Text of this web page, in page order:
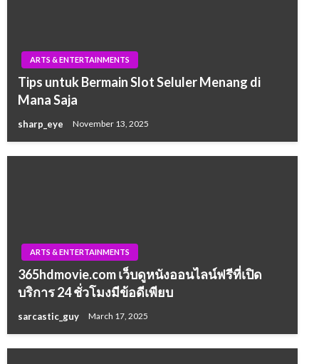
ARTS & ENTERTAINMENTS
Tips untuk Bermain Slot Seluler Menang di
Mana Saja
sharp_eye November 13, 2025
ARTS & ENTERTAINMENTS
365hdmovie.com เว็บดูหนังออนไลน์ฟรีที่เปิด
บริการ 24 ชั่วโมงมีข้อดีเพียบ
sarcastic_guy March 17, 2025